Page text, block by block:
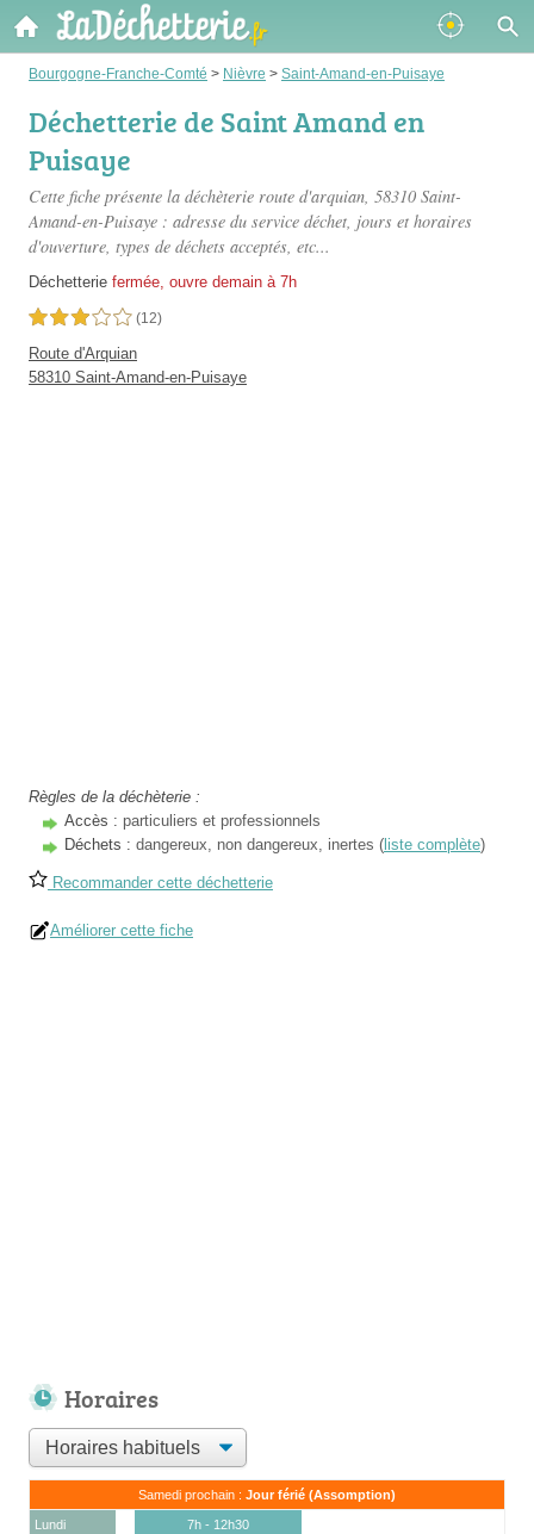
Bourgogne-Franche-Comté > Nièvre > Saint-Amand-en-Puisaye
Déchetterie de Saint Amand en
Puisaye
Cette fiche présente la déchèterie route d'arquian, 58310 Saint-
Amand-en-Puisaye : adresse du service déchet, jours et horaires
d'ouverture, types de déchets acceptés, etc...
Déchetterie fermée, ouvre demain à 7h
3,0 étoiles sur 5 (12)
Route d'Arquian
58310 Saint-Amand-en-Puisaye
Règles de la déchèterie :
Accès : particuliers et professionnels
Déchets : dangereux, non dangereux, inertes ( liste complète)
Recommander cette déchetterie
Améliorer cette fiche
Horaires
Samedi prochain : Jour férié (Assomption)
Lundi
7h - 12h30